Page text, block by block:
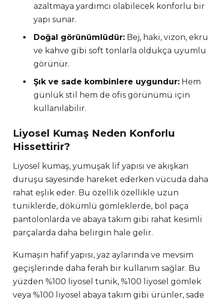
azaltmaya yardımcı olabilecek konforlu bir
yapı sunar.
Doğal görünümlüdür: Bej, haki, vizon, ekru
ve kahve gibi soft tonlarla oldukça uyumlu
görünür.
Şık ve sade kombinlere uygundur: Hem
günlük stil hem de ofis görünümü için
kullanılabilir.
Liyosel Kumaş Neden Konforlu
Hissettirir?
Liyosel kumaş, yumuşak lif yapısı ve akışkan
duruşu sayesinde hareket ederken vücuda daha
rahat eşlik eder. Bu özellik özellikle uzun
tuniklerde, dökümlü gömleklerde, bol paça
pantolonlarda ve abaya takım gibi rahat kesimli
parçalarda daha belirgin hale gelir.
Kumaşın hafif yapısı, yaz aylarında ve mevsim
geçişlerinde daha ferah bir kullanım sağlar. Bu
yüzden %100 liyosel tunik, %100 liyosel gömlek
veya %100 liyosel abaya takım gibi ürünler, sade